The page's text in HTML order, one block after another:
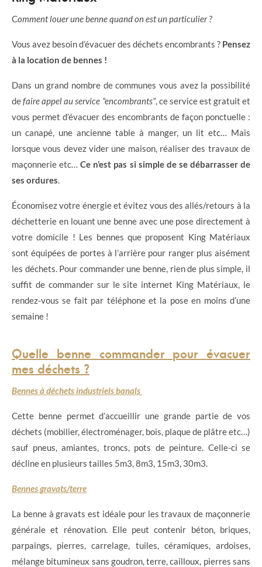
Comment louer une benne quand on est un particulier ?
Vous avez besoin d’évacuer des déchets encombrants ? Pensez
à la location de bennes !
Dans un grand nombre de communes vous avez la possibilité
defaire appel au service “encombrants”, ce service est gratuit et
vous permet d’évacuer des encombrants de façon ponctuelle :
un canapé, une ancienne table à manger, un lit etc… Mais
lorsque vous devez vider une maison, réaliser des travaux de
maçonnerie etc…Ce n’est pas si simple de se débarrasser de
ses ordures
Économisez votre énergie et évitez vous des allés/retours à la
déchetterie en louant une benne avec une pose directement à
votre domicile ! Les bennes que proposent King Matériaux
sont équipées de portes à l’arrière pour ranger plus aisément
les déchets. Pour commander une benne, rien de plus simple, il
suffit de commander sur le site internet King Matériaux, le
rendez-vous se fait par téléphone et la pose en moins d’une
semaine !
Quelle benne commander pour évacuer
mes déchets ?
Bennes à déchets industriels banals
Cette benne permet d’accueillir une grande partie de vos
déchets (mobilier, électroménager, bois, plaque de plâtre etc…)
sauf pneus, amiantes, troncs, pots de peinture. Celle-ci se
décline en plusieurs tailles 5m3, 8m3, 15m3, 30m3.
Bennes gravats/terre
La benne à gravats est idéale pour les travaux de maçonnerie
générale et rénovation. Elle peut contenir béton, briques,
parpaings, pierres, carrelage, tuiles, céramiques, ardoises,
mélange bitumineux sans goudron, terre, cailloux, pierres sans